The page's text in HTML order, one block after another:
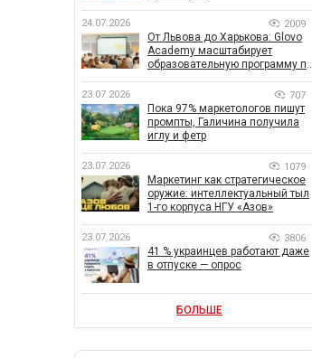
24.07.2026 2009
От Львова до Харькова: Glovo
Academy масштабирует
образовательную программу по
23.07.2026 707
Пока 97% маркетологов пишут
промпты, Галичина получила
иглу и фетр
23.07.2026 1079
Маркетинг как стратегическое
оружие: интеллектуальный тыл
1-го корпуса НГУ «Азов»
23.07.2026 3806
41 % украинцев работают даже
в отпуске — опрос
БОЛЬШЕ